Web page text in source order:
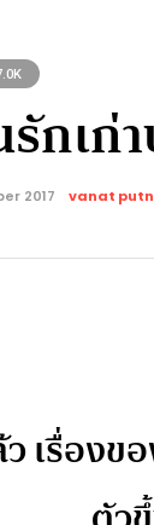
กเก่
2017 vanat
เรื่องข